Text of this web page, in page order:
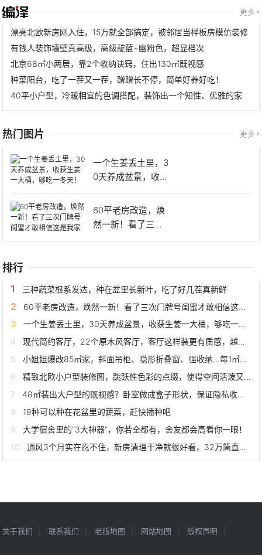
更多
漂亮北欧新房刚入住，15万就全部搞定，被邻居当样板房模仿装修
有钱人装饰墙壁真高级，高级靛蓝+幽粉色，超显档次
北京68㎡小两居，靠2个收纳诀窍，住出130㎡既视感
种菜阳台，吃了一茬又一茬，蹭蹭长不停，简单好养好吃！
40平小户型，冷暖相宜的色调搭配，装饰出一个知性、优雅的家
热门图片 更多
一个生姜丢土里，3
0天养成盆景，收获
60平老房改造，焕
然一新！看了三次
门牌号
排行
三种蔬菜根系发达，种在盆里长新叶，吃了好几茬真新鲜
60平老房改造，焕然一新！看了三次门牌号闺蜜才敢相信这是我家
一个生姜丢土里，30天养成盆景，收获生姜一大桶，够吃一冬天！
现代简约客厅，22个原木风客厅，客厅这样装更有质感，越看越温馨
小姐姐爆改85㎡家，斜面吊柜、隐形折叠窗、强收纳...每1㎡是亮点
精致北欧小户型装修图，跳跃性色彩的点缀，使得空间活泼又和谐
48㎡装出大户型的既视感？卧室做成盒子形状，保证隐私收纳自如
19种可以种在花盆里的蔬菜，赶快播种吧
大学宿舍里的“3大神器”，你若全都有，舍友都会高看你一眼！
通风3个月实在忍不住，新房清理干净就很好看，32万简直太值了
关于我们 联系我们 老版地图 网站地图 版权声明